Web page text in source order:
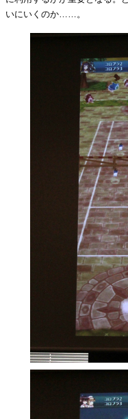
いにいくのか……。